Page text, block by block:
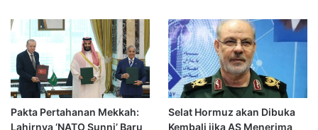
Pakta Pertahanan Mekkah:
Lahirnya ‘NATO Sunni’ Baru
Selat Hormuz akan Dibuka
Kembali jika AS Menerima